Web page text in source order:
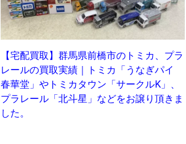
【宅配買取】群馬県前橋市のトミカ、プラ
レールの買取実績｜トミカ「うなぎパイ
春華堂」やトミカタウン「サークルK」、
プラレール「北斗星」などをお譲り頂きま
した。